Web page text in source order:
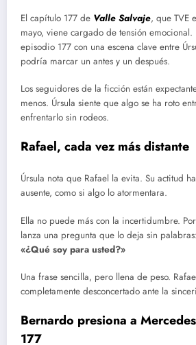
El capítulo 177 de Valle Salvaje, que TVE
mayo, viene cargado de tensión emocional.
episodio 177 con una escena clave entre
podría marcar un antes y un después.
Los seguidores de la ficción están
menos. Úrsula siente que algo se ha roto
enfrentarlo sin rodeos.
Rafael, cada vez más distante
Úrsula nota que Rafael la evita. Su actitud
ausente, como si algo lo atormentara.
Ella no puede más con la incertidumbre.
lanza una pregunta que lo deja sin palabras:
«¿Qué soy para usted?»
Una frase sencilla, pero llena de peso.
completamente desconcertado ante la
Bernardo presiona a
177